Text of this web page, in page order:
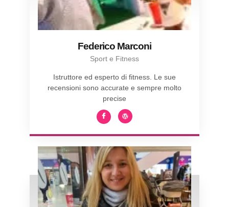
Federico Marconi
Sport e Fitness
Istruttore ed esperto di fitness. Le sue
recensioni sono accurate e sempre molto
precise